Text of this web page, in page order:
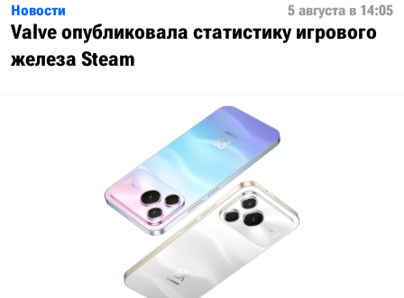
Новости 5 августа в 14:05
Valve опубликовала статистику игрового
железа Steam